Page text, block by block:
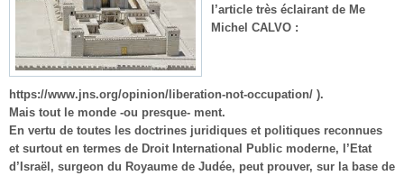
l’article très éclairant de Me
Michel CALVO :
https://www.jns.org/opinion/liberation-not-occupation/ ).
Mais tout le monde -ou presque- ment.
En vertu de toutes les doctrines juridiques et politiques reconnues
et surtout en termes de Droit International Public moderne, l’Etat
d’Israël, surgeon du Royaume de Judée, peut prouver, sur la base de